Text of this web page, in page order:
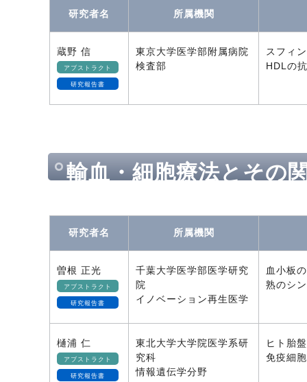
研究者名 所属機関
蔵野 信
アブストラクト
研究報告書
東京大学医学部附属病院
検査部
スフィ
HDLの
輸血・細胞療法とその
研究者名 所属機関
曽根 正光
アブストラクト
研究報告書
千葉大学医学部医学研究
院
イノベーション再生医学
血小板
熟のシ
樋浦 仁
アブストラクト
研究報告書
東北大学大学院医学系研
究科
情報遺伝学分野
ヒト胎
免疫細